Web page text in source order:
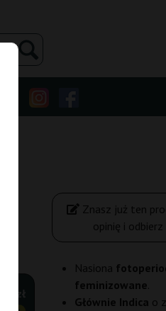
zł
Znasz już ten
opinię i odbierz
Nasiona
feminizowane
Głównie Indica o